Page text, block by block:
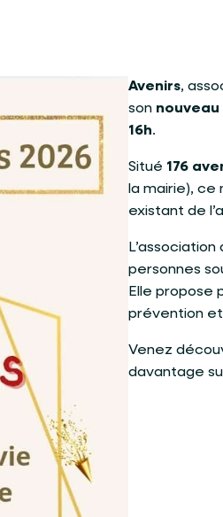
Avenirs,
son nouveau
16h.
Situé 176
la mairie),
existant de
personnes
Elle propose
prévention et
Venez
davantage